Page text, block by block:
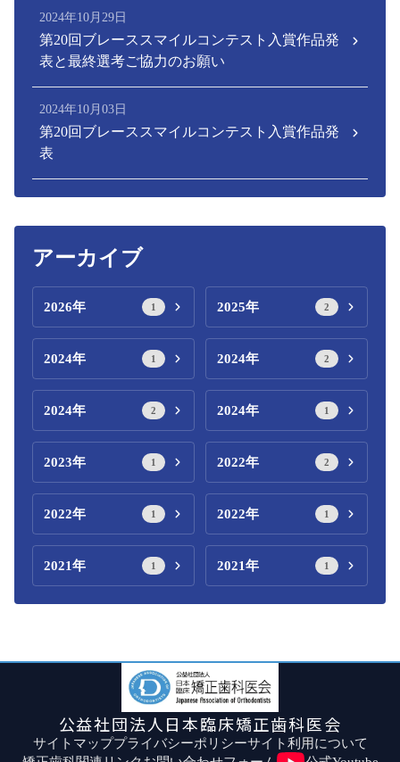
2024年10月29日
第20回ブレーススマイルコンテスト入賞作品発
表と最終選考ご協力のお願い
2024年10月03日
第20回ブレーススマイルコンテスト入賞作品発
表
アーカイブ
2026年 1 2025年 2
2024年 1 2024年 2
2024年 2 2024年 1
2023年 1 2022年 2
2022年 1 2022年 1
2021年 1 2021年 1
公益社団法人日本臨床矯正歯科医会
サイトマッププライバシーポリシーサイト利用について